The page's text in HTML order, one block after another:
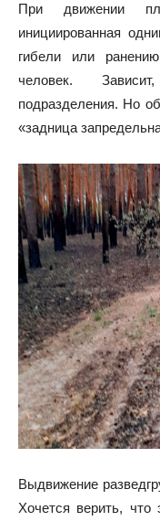
При движении
инициированная
гибели или
человек.
подразделения. Но
«задница
Выдвижение
Хочется верить,